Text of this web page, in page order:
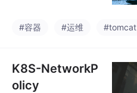
helm up
#容器 #运维 #tomcat
K8S-NetworkP
olicy